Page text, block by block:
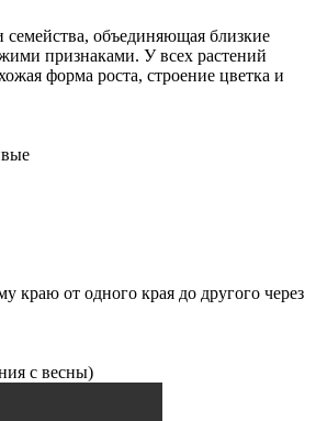
семейства, объединяющая близкие
признаками. У всех растений
форма роста, строение цветка и
краю от одного края до другого через
с весны)